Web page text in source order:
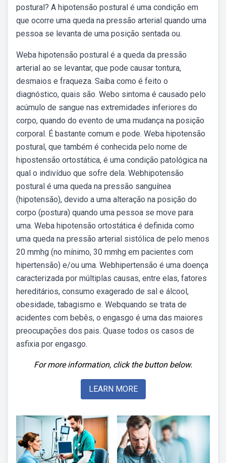
postural? A hipotensão postural é uma condição em
que ocorre uma queda na pressão arterial quando uma
pessoa se levanta de uma posição sentada ou.
Weba hipotensão postural é a queda da pressão
arterial ao se levantar, que pode causar tontura,
desmaios e fraqueza. Saiba como é feito o
diagnóstico, quais são. Webo sintoma é causado pelo
acúmulo de sangue nas extremidades inferiores do
corpo, quando do evento de uma mudança na posição
corporal. É bastante comum e pode. Weba hipotensão
postural, que também é conhecida pelo nome de
hipostensão ortostática, é uma condição patológica na
qual o indivíduo que sofre dela. Webhipotensão
postural é uma queda na pressão sanguínea
(hipotensão), devido a uma alteração na posição do
corpo (postura) quando uma pessoa se move para
uma. Weba hipotensão ortostática é definida como
uma queda na pressão arterial sistólica de pelo menos
20 mmhg (no mínimo, 30 mmhg em pacientes com
hipertensão) e/ou uma. Webhipertensão é uma doença
caracterizada por múltiplas causas, entre elas, fatores
hereditários, consumo exagerado de sal e álcool,
obesidade, tabagismo e. Webquando se trata de
acidentes com bebês, o engasgo é uma das maiores
preocupações dos pais. Quase todos os casos de
asfixia por engasgo.
For more information, click the button below.
LEARN MORE